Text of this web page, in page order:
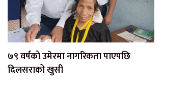
७९ वर्षको उमेरमा नागरिकता पाएपछि
दिलसराको खुसी